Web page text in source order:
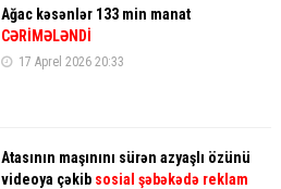
Ağac kəsənlər 133 min manat
CƏRİMƏLƏNDİ
17 Aprel 2026 20:33
Atasının maşınını sürən azyaşlı özünü
videoya çəkib sosial şəbəkədə reklam